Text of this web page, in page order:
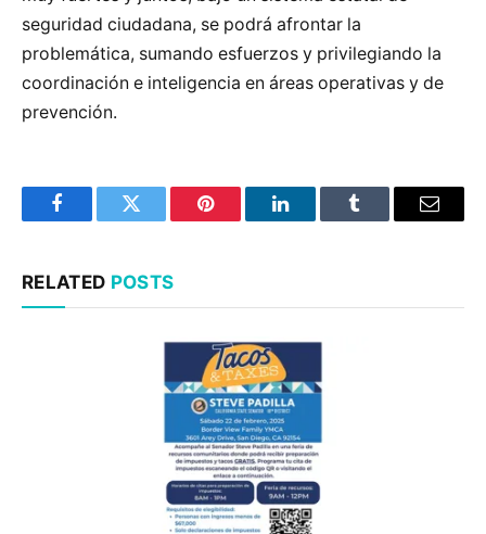
seguridad ciudadana, se podrá afrontar la
problemática, sumando esfuerzos y privilegiando la
coordinación e inteligencia en áreas operativas y de
prevención.
FacebookTwitter Pinterest LinkedInTumblr Email
RELATED POSTS